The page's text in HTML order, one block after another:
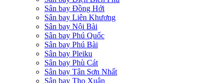
Sân bay Đồng Hới
Sân bay Liên Khương
Sân bay Nội Bài
Sân bay Phú Quốc
Sân bay Phú Bài
Sân bay Pleiku
Sân bay Phù Cát
Sân bay Tân Sơn Nhất
Sân bay Thọ Xuân